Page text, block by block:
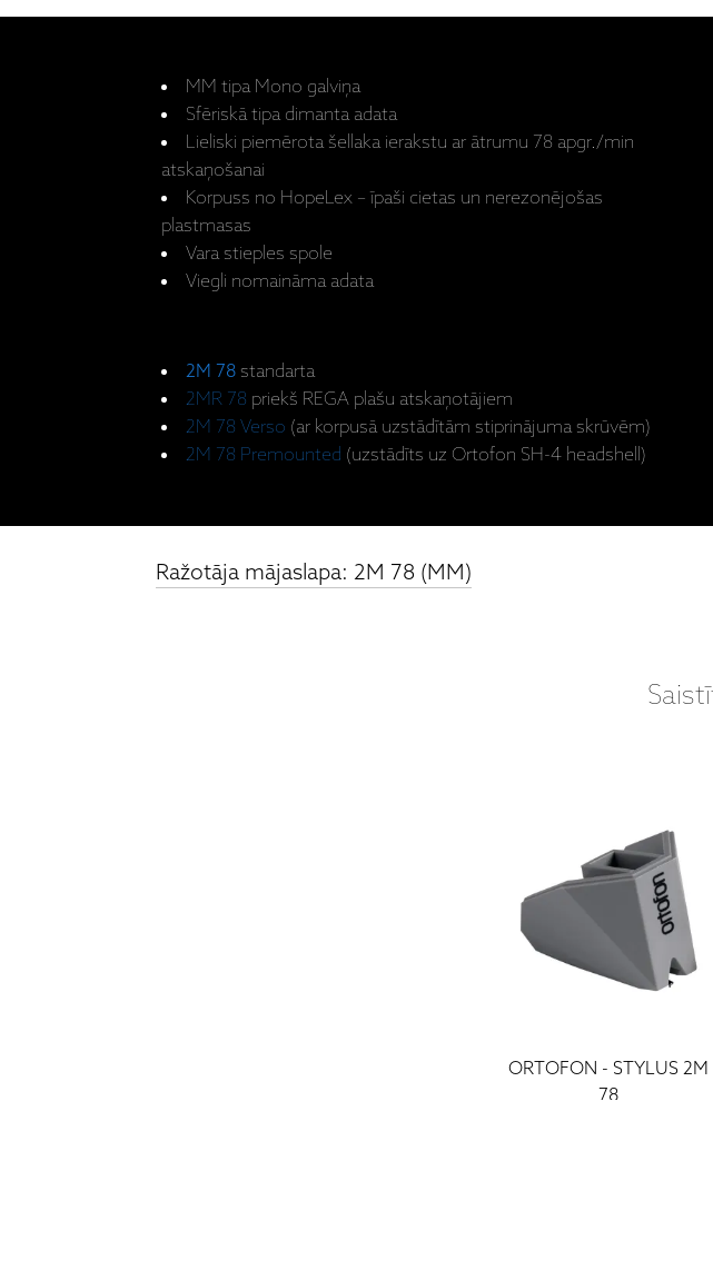
MM tipa Mono galviņa
Sfēriskā tipa dimanta adata
Lieliski piemērota šellaka ierakstu ar ātrumu 78 apgr./min
atskaņošanai
Korpuss no HopeLex – īpaši cietas un nerezonējošas
plastmasas
Vara stieples spole
Viegli nomaināma adata
2M 78 standarta
2MR 78 priekš REGA plašu atskaņotājiem
2M 78 Verso (ar korpusā uzstādītām stiprinājuma skrūvēm)
2M 78 Premounted (uzstādīts uz Ortofon SH-4 headshell)
Ražotāja mājaslapa: 2M 78 (MM)
ORTOFON - STYLUS 2M
78